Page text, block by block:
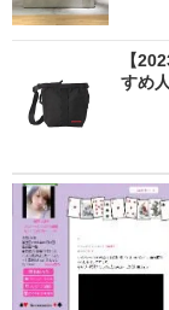
【
すめ